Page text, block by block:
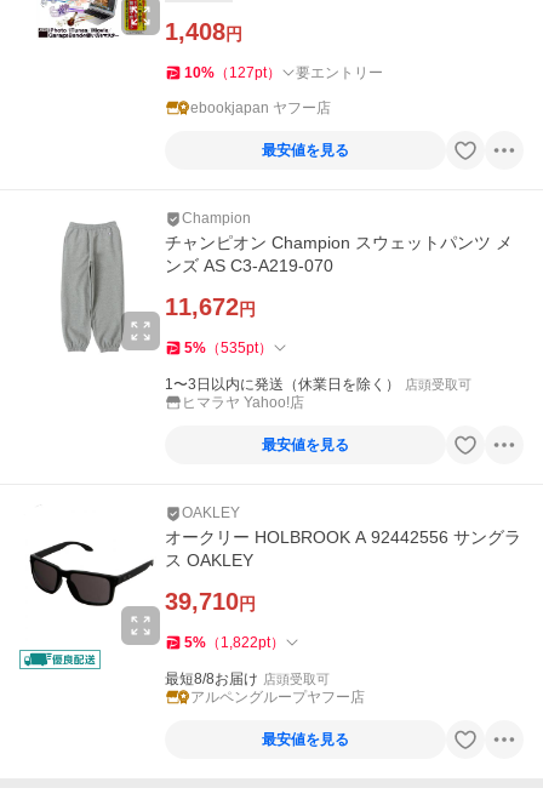
1,408円
10% （ 127pt） 要エントリー
ebookjapan ヤフー店
最安値を見る
Champion
チャンピオン Champion スウェットパンツ メ
ンズ AS C3-A219-070
11,672円
5% （535pt）
1〜3日以内に発送（休業日を除く） 店頭受取可
ヒマラヤ Yahoo!店
最安値を見る
OAKLEY
オークリー HOLBROOK A 92442556 サングラ
ス OAKLEY
39,710円
5% （ 1,822pt）
最短8/8お届け 店頭受取可
アルペングループヤフー店
最安値を見る